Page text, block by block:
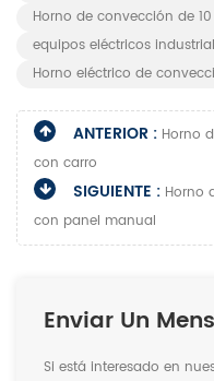
Horno de convección de
equipos eléctricos
Horno eléctrico de
ANTERIOR : Horno
con carro
SIGUIENTE : Horno
con panel manual
Enviar Un
Si está interesado en